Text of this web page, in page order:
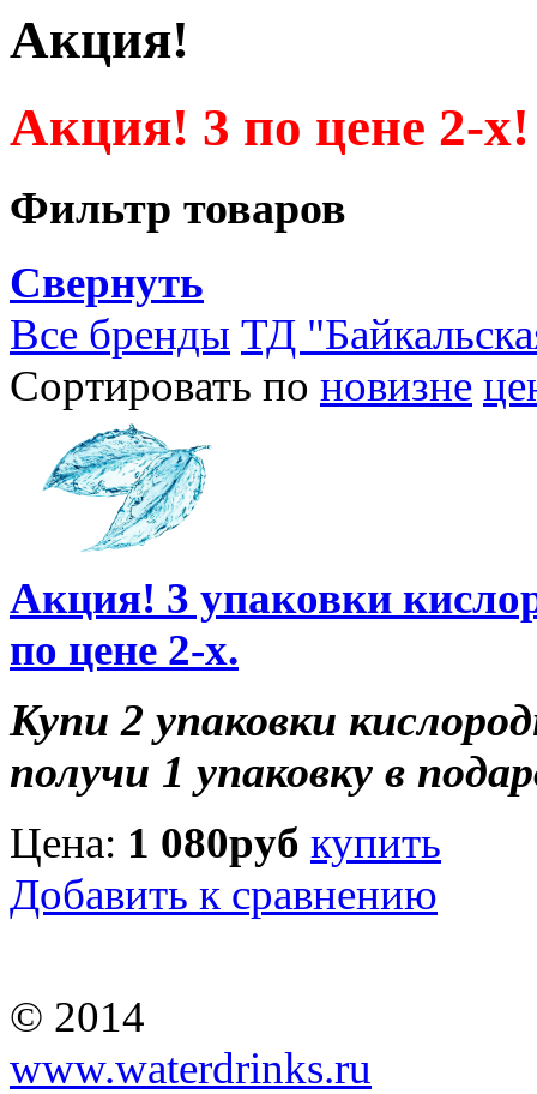
Акция!
Акция! 3 по цене 2-х!
Фильтр товаров
Свернуть
Все бренды ТД
Сортировать по новизне
Акция! 3 упаковки
по цене 2-х.
Купи 2 упаковки
получи 1 упаковку в
Цена: 1 080руб купить
Добавить к сравнению
© 2014
www.waterdrinks.ru